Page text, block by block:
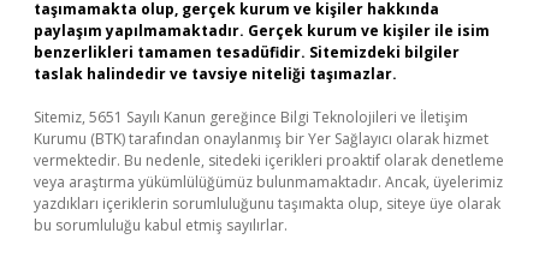
taşımamakta olup, gerçek kurum ve kişiler hakkında
paylaşım yapılmamaktadır. Gerçek kurum ve kişiler ile isim
benzerlikleri tamamen tesadüfidir. Sitemizdeki bilgiler
taslak halindedir ve tavsiye niteliği taşımazlar.
Sitemiz, 5651 Sayılı Kanun gereğince Bilgi Teknolojileri ve İletişim
Kurumu (BTK) tarafından onaylanmış bir Yer Sağlayıcı olarak hizmet
vermektedir. Bu nedenle, sitedeki içerikleri proaktif olarak denetleme
veya araştırma yükümlülüğümüz bulunmamaktadır. Ancak, üyelerimiz
yazdıkları içeriklerin sorumluluğunu taşımakta olup, siteye üye olarak
bu sorumluluğu kabul etmiş sayılırlar.